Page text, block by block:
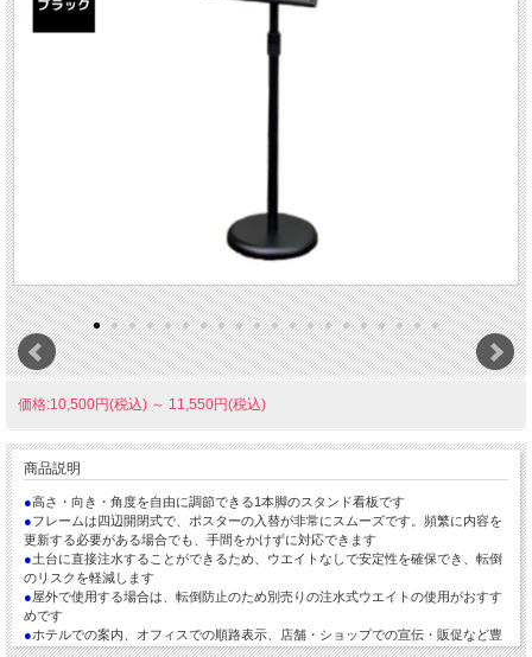
価格:10,500円(税込) ～ 11,550円(税込)
商品説明
●高さ・向き・角度を自由に調節できる1本脚のスタンド看板です
●フレームは四辺開閉式で、ポスターの入替が非常にスムーズです。頻繁に内容を
更新する必要がある場合でも、手間をかけずに対応できます
●土台に直接注水することができるため、ウエイトなしで安定性を確保でき、転倒
のリスクを軽減します
●屋外で使用する場合は、転倒防止のため別売りの注水式ウエイトの使用がおすす
めです
●ホテルでの案内、オフィスでの順路表示、店舗・ショップでの宣伝・販促など豊
富な用途で使用できます